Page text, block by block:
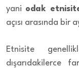
yani odak
açısı arasında bir
Etnisite
dışarıdakilerce